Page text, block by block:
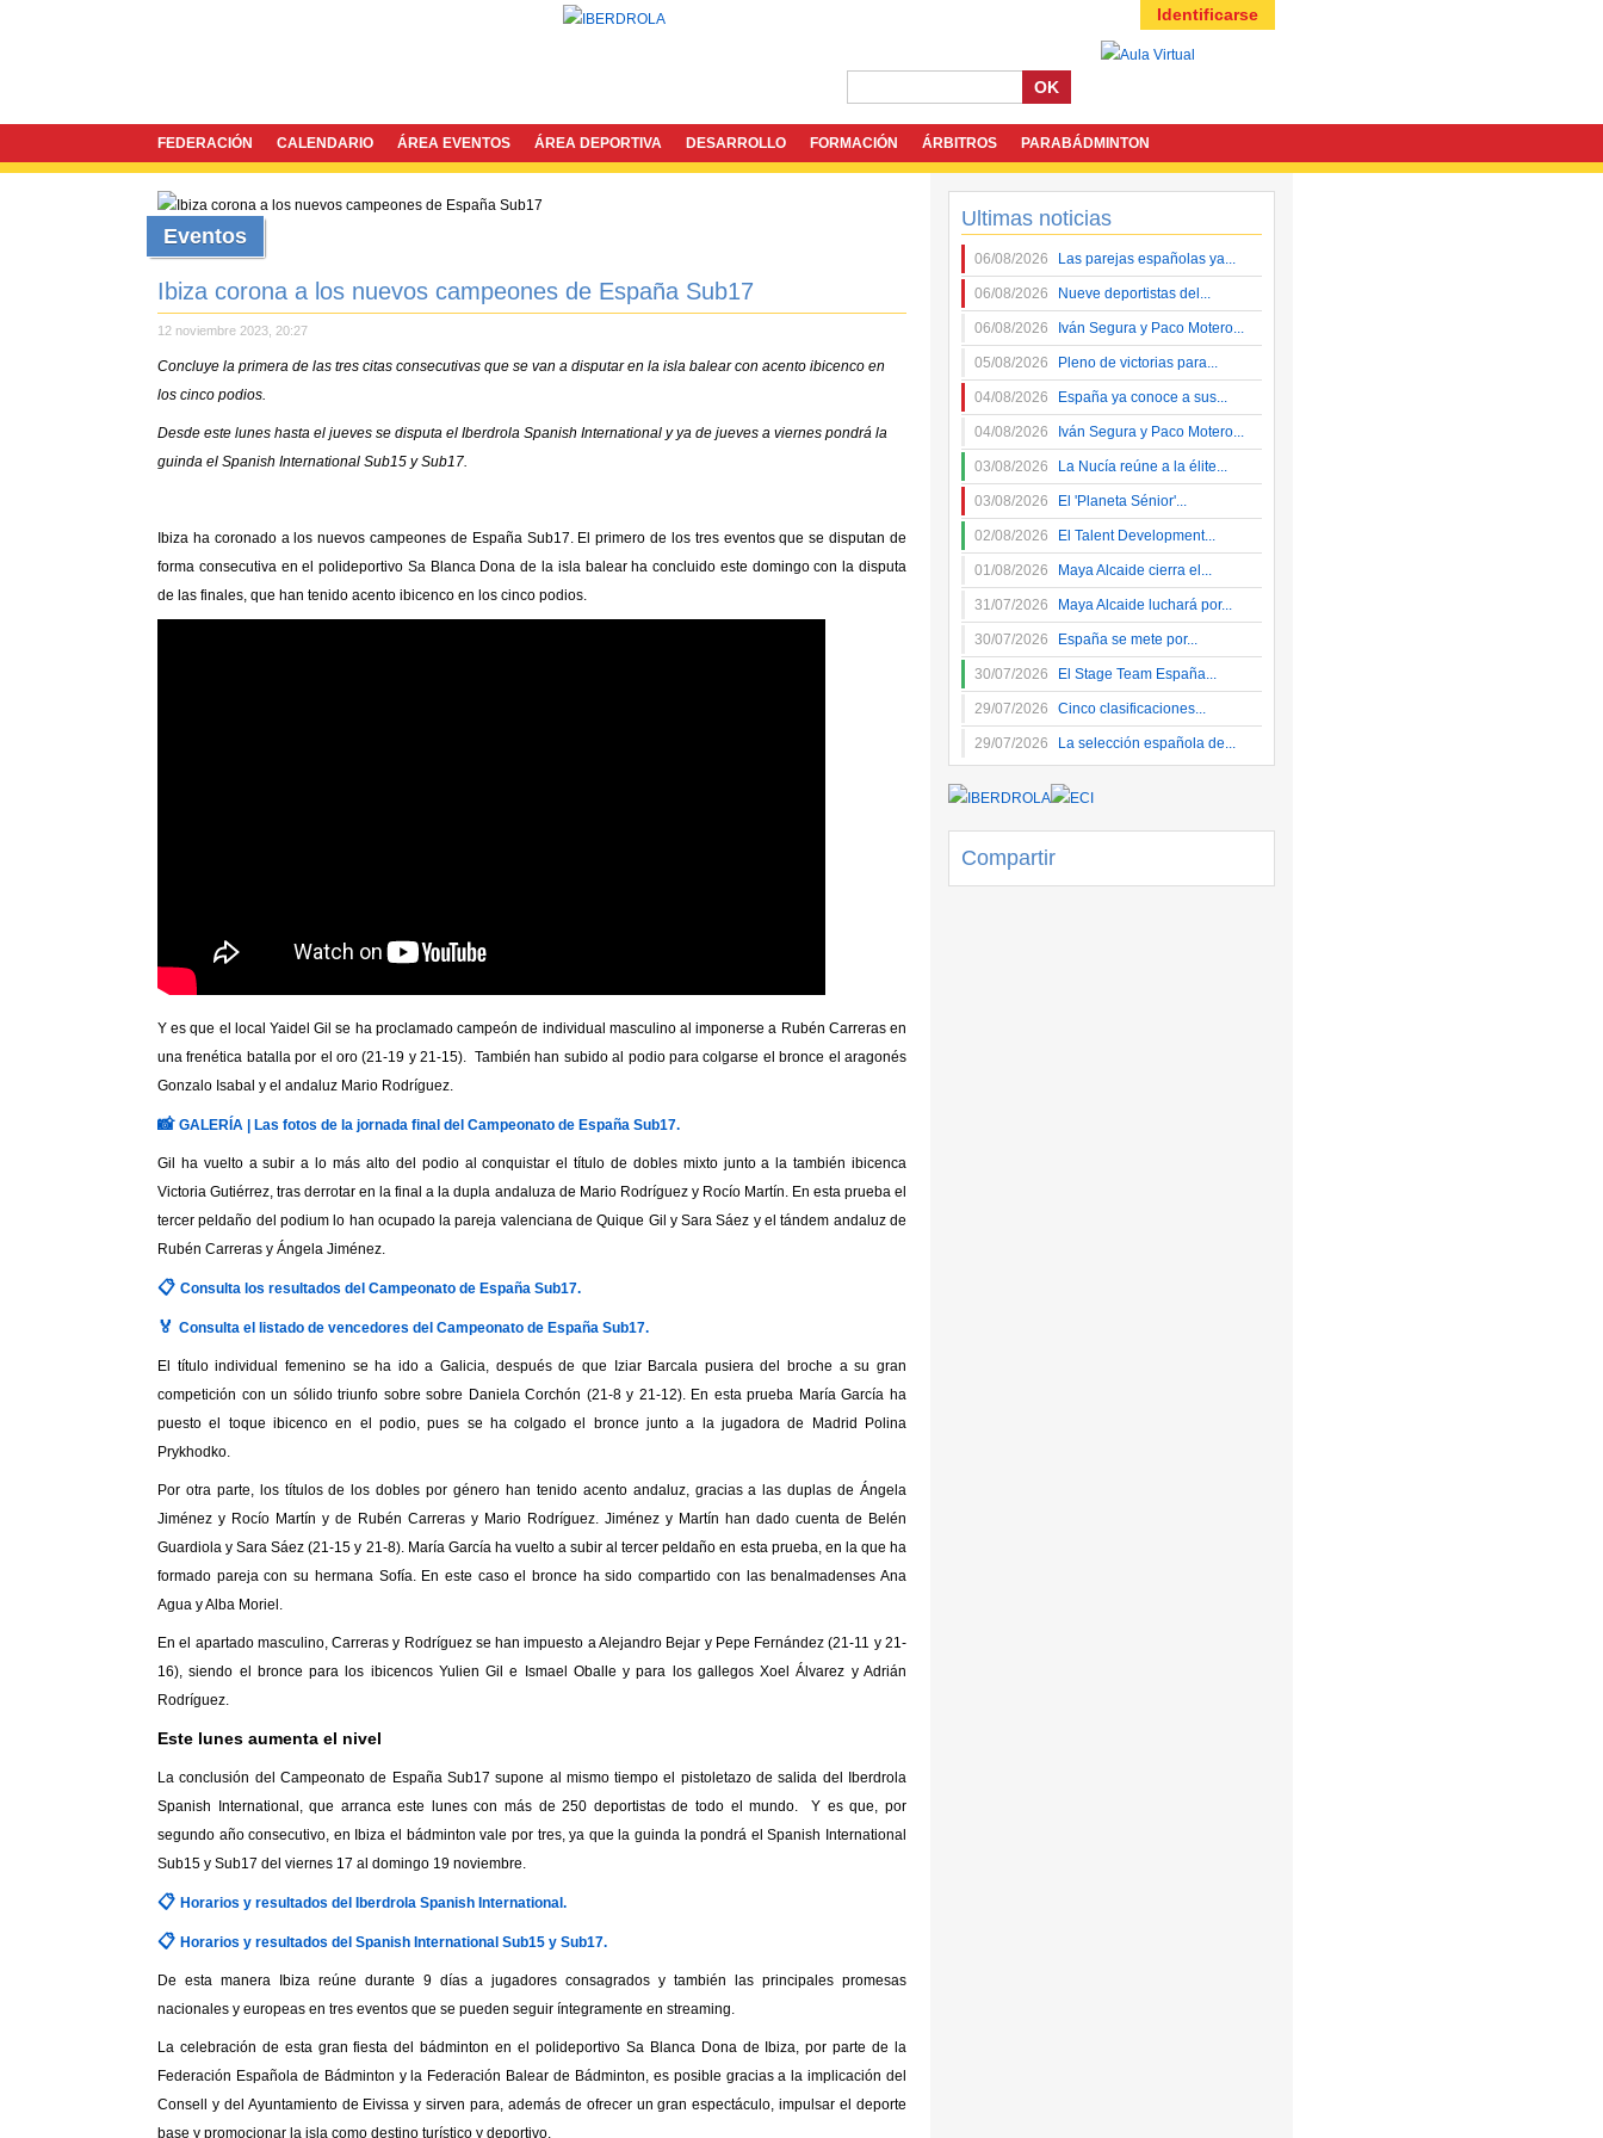
Identificarse
OK
FEDERACIÓN CALENDARIO ÁREA EVENTOS ÁREA DEPORTIVA DESARROLLO FORMACIÓN ÁRBITROS PARABÁDMINTON
Eventos
Ibiza corona a los nuevos campeones de España Sub17
12 noviembre 2023, 20:27
Concluye la primera de las tres citas consecutivas que se van a disputar en la isla balear con acento ibicenco en
los cinco podios.
Desde este lunes hasta el jueves se disputa el Iberdrola Spanish International y ya de jueves a viernes pondrá la
guinda el Spanish International Sub15 y Sub17.
Ibiza ha coronado a los nuevos campeones de España Sub17. El primero de los tres eventos que se disputan de
forma consecutiva en el polideportivo Sa Blanca Dona de la isla balear ha concluido este domingo con la disputa
de las finales, que han tenido acento ibicenco en los cinco podios.
Y es que el local Yaidel Gil se ha proclamado campeón de individual masculino al imponerse a Rubén Carreras en
una frenética batalla por el oro (21-19 y 21-15). También han subido al podio para colgarse el bronce el aragonés
Gonzalo Isabal y el andaluz Mario Rodríguez.
📸 GALERÍA | Las fotos de la jornada final del Campeonato de España Sub17.
Gil ha vuelto a subir a lo más alto del podio al conquistar el título de dobles mixto junto a la también ibicenca
Victoria Gutiérrez, tras derrotar en la final a la dupla andaluza de Mario Rodríguez y Rocío Martín. En esta prueba el
tercer peldaño del podium lo han ocupado la pareja valenciana de Quique Gil y Sara Sáez y el tándem andaluz de
Rubén Carreras y Ángela Jiménez.
📋 Consulta los resultados del Campeonato de España Sub17.
🏅 Consulta el listado de vencedores del Campeonato de España Sub17.
El título individual femenino se ha ido a Galicia, después de que Iziar Barcala pusiera del broche a su gran
competición con un sólido triunfo sobre sobre Daniela Corchón (21-8 y 21-12). En esta prueba María García ha
puesto el toque ibicenco en el podio, pues se ha colgado el bronce junto a la jugadora de Madrid Polina
Prykhodko.
Por otra parte, los títulos de los dobles por género han tenido acento andaluz, gracias a las duplas de Ángela
Jiménez y Rocío Martín y de Rubén Carreras y Mario Rodríguez. Jiménez y Martín han dado cuenta de Belén
Guardiola y Sara Sáez (21-15 y 21-8). María García ha vuelto a subir al tercer peldaño en esta prueba, en la que ha
formado pareja con su hermana Sofía. En este caso el bronce ha sido compartido con las benalmadenses Ana
Agua y Alba Moriel.
En el apartado masculino, Carreras y Rodríguez se han impuesto a Alejandro Bejar y Pepe Fernández (21-11 y 21-
16), siendo el bronce para los ibicencos Yulien Gil e Ismael Oballe y para los gallegos Xoel Álvarez y Adrián
Rodríguez.
Este lunes aumenta el nivel
La conclusión del Campeonato de España Sub17 supone al mismo tiempo el pistoletazo de salida del Iberdrola
Spanish International, que arranca este lunes con más de 250 deportistas de todo el mundo. Y es que, por
segundo año consecutivo, en Ibiza el bádminton vale por tres, ya que la guinda la pondrá el Spanish International
Sub15 y Sub17 del viernes 17 al domingo 19 noviembre.
📋 Horarios y resultados del Iberdrola Spanish International.
📋 Horarios y resultados del Spanish International Sub15 y Sub17.
De esta manera Ibiza reúne durante 9 días a jugadores consagrados y también las principales promesas
nacionales y europeas en tres eventos que se pueden seguir íntegramente en streaming.
La celebración de esta gran fiesta del bádminton en el polideportivo Sa Blanca Dona de Ibiza, por parte de la
Federación Española de Bádminton y la Federación Balear de Bádminton, es posible gracias a la implicación del
Consell y del Ayuntamiento de Eivissa y sirven para, además de ofrecer un gran espectáculo, impulsar el deporte
base y promocionar la isla como destino turístico y deportivo.
Ultimas noticias
06/08/2026 Las parejas españolas ya...
06/08/2026 Nueve deportistas del...
06/08/2026 Iván Segura y Paco Motero...
05/08/2026 Pleno de victorias para...
04/08/2026 España ya conoce a sus...
04/08/2026 Iván Segura y Paco Motero...
03/08/2026 La Nucía reúne a la élite...
03/08/2026 El 'Planeta Sénior'...
02/08/2026 El Talent Development...
01/08/2026 Maya Alcaide cierra el...
31/07/2026 Maya Alcaide luchará por...
30/07/2026 España se mete por...
30/07/2026 El Stage Team España...
29/07/2026 Cinco clasificaciones...
29/07/2026 La selección española de...
Compartir